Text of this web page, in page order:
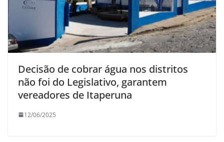
Decisão de cobrar água nos distritos
não foi do Legislativo, garantem
vereadores de Itaperuna
12/06/2025